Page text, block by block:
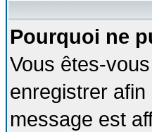
Pourquoi ne
Vous êtes-
enregistrer
message est